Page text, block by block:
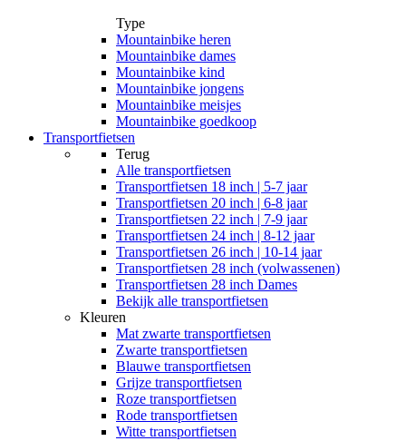
Type
Mountainbike heren
Mountainbike dames
Mountainbike kind
Mountainbike jongens
Mountainbike meisjes
Mountainbike goedkoop
Transportfietsen
Terug
Alle transportfietsen
Transportfietsen 18 inch | 5-7 jaar
Transportfietsen 20 inch | 6-8 jaar
Transportfietsen 22 inch | 7-9 jaar
Transportfietsen 24 inch | 8-12 jaar
Transportfietsen 26 inch | 10-14 jaar
Transportfietsen 28 inch (volwassenen)
Transportfietsen 28 inch Dames
Bekijk alle transportfietsen
Kleuren
Mat zwarte transportfietsen
Zwarte transportfietsen
Blauwe transportfietsen
Grijze transportfietsen
Roze transportfietsen
Rode transportfietsen
Witte transportfietsen